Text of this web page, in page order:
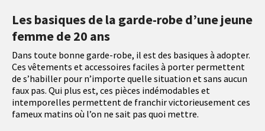
Les basiques de la garde-robe d’une jeune
femme de 20 ans
Dans toute bonne garde-robe, il est des basiques à adopter.
Ces vêtements et accessoires faciles à porter permettent
de s’habiller pour n’importe quelle situation et sans aucun
faux pas. Qui plus est, ces pièces indémodables et
intemporelles permettent de franchir victorieusement ces
fameux matins où l’on ne sait pas quoi mettre.